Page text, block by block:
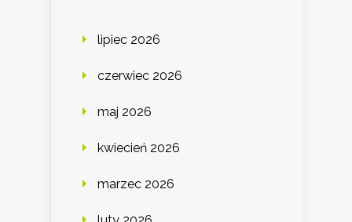
lipiec 2026
czerwiec 2026
maj 2026
kwiecień 2026
marzec 2026